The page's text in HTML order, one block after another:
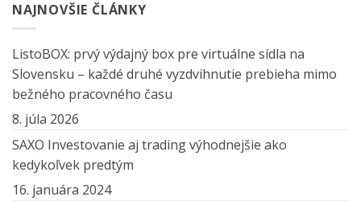
NAJNOVŠIE ČLÁNKY
ListoBOX: prvý výdajný box pre virtuálne sídla na
Slovensku – každé druhé vyzdvihnutie prebieha mimo
bežného pracovného času
8. júla 2026
SAXO Investovanie aj trading výhodnejšie ako
kedykoľvek predtým
16. januára 2024